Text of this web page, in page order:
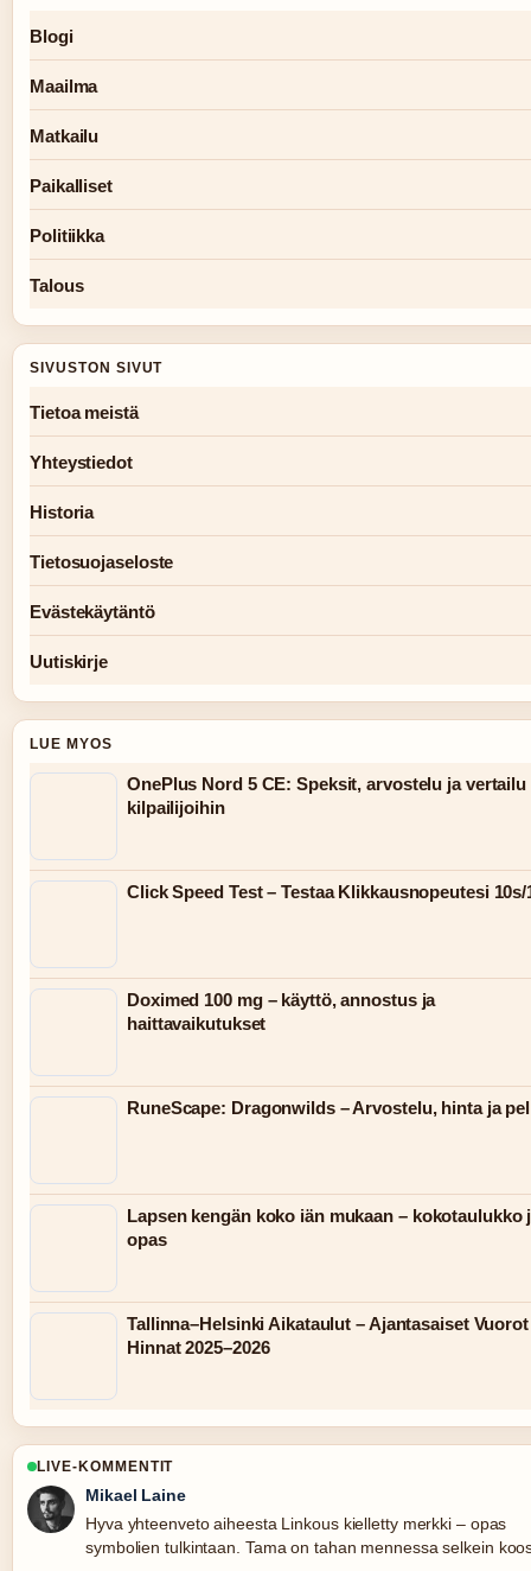
Blogi
Maailma
Matkailu
Paikalliset
Politiikka
Talous
SIVUSTON SIVUT
Tietoa meistä
Yhteystiedot
Historia
Tietosuojaseloste
Evästekäytäntö
Uutiskirje
LUE MYOS
OnePlus Nord 5 CE: Speksit, arvostelu ja vertailu
kilpailijoihin
Click Speed Test – Testaa Klikkausnopeutesi 10s/
Doximed 100 mg – käyttö, annostus ja
haittavaikutukset
RuneScape: Dragonwilds – Arvostelu, hinta ja
Lapsen kengän koko iän mukaan – kokotaulukko
opas
Tallinna–Helsinki Aikataulut – Ajantasaiset
Hinnat 2025–2026
LIVE-KOMMENTIT
Mikael Laine
Hyva yhteenveto aiheesta Linkous kielletty merkki – opas
symbolien tulkintaan. Tama on tahan mennessa selkein